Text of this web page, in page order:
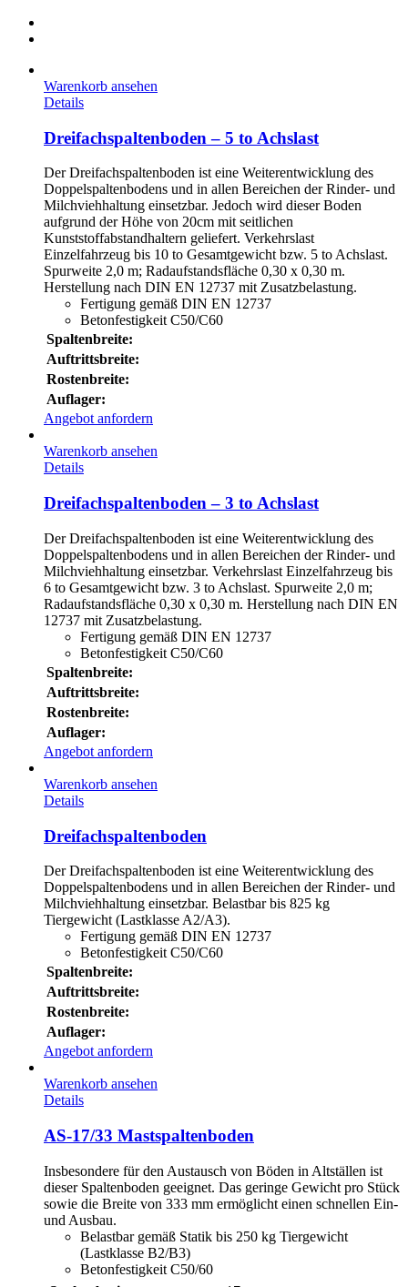
Warenkorb ansehen
Details
Dreifachspaltenboden – 5 to Achslast
Der Dreifachspaltenboden ist eine Weiterentwicklung des
Doppelspaltenbodens und in allen Bereichen der Rinder- und
Milchviehhaltung einsetzbar. Jedoch wird dieser Boden
aufgrund der Höhe von 20cm mit seitlichen
Kunststoffabstandhaltern geliefert. Verkehrslast
Einzelfahrzeug bis 10 to Gesamtgewicht bzw. 5 to Achslast.
Spurweite 2,0 m; Radaufstandsfläche 0,30 x 0,30 m.
Herstellung nach DIN EN 12737 mit Zusatzbelastung.
Fertigung gemäß DIN EN 12737
Betonfestigkeit C50/C60
Spaltenbreite:
Auftrittsbreite:
Rostenbreite:
Auflager:
Angebot anfordern
Warenkorb ansehen
Details
Dreifachspaltenboden – 3 to Achslast
Der Dreifachspaltenboden ist eine Weiterentwicklung des
Doppelspaltenbodens und in allen Bereichen der Rinder- und
Milchviehhaltung einsetzbar. Verkehrslast Einzelfahrzeug bis
6 to Gesamtgewicht bzw. 3 to Achslast. Spurweite 2,0 m;
Radaufstandsfläche 0,30 x 0,30 m. Herstellung nach DIN EN
12737 mit Zusatzbelastung.
Fertigung gemäß DIN EN 12737
Betonfestigkeit C50/C60
Spaltenbreite:
Auftrittsbreite:
Rostenbreite:
Auflager:
Angebot anfordern
Warenkorb ansehen
Details
Dreifachspaltenboden
Der Dreifachspaltenboden ist eine Weiterentwicklung des
Doppelspaltenbodens und in allen Bereichen der Rinder- und
Milchviehhaltung einsetzbar. Belastbar bis 825 kg
Tiergewicht (Lastklasse A2/A3).
Fertigung gemäß DIN EN 12737
Betonfestigkeit C50/C60
Spaltenbreite:
Auftrittsbreite:
Rostenbreite:
Auflager:
Angebot anfordern
Warenkorb ansehen
Details
AS-17/33 Mastspaltenboden
Insbesondere für den Austausch von Böden in Altställen ist
dieser Spaltenboden geeignet. Das geringe Gewicht pro Stück
sowie die Breite von 333 mm ermöglicht einen schnellen Ein-
und Ausbau.
Belastbar gemäß Statik bis 250 kg Tiergewicht
(Lastklasse B2/B3)
Betonfestigkeit C50/60